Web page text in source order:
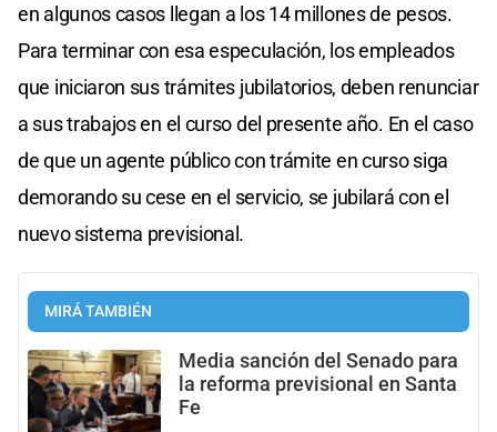
en algunos casos llegan a los 14 millones de pesos.
Para terminar con esa especulación, los empleados
que iniciaron sus trámites jubilatorios, deben renunciar
a sus trabajos en el curso del presente año. En el caso
de que un agente público con trámite en curso siga
demorando su cese en el servicio, se jubilará con el
nuevo sistema previsional.
MIRÁ TAMBIÉN
Media sanción del Senado para
la reforma previsional en Santa
Fe